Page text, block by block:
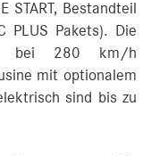
START, Bestandteil
PLUS Pakets). Die
bei 280 km/h
mit optionalem
sind bis zu